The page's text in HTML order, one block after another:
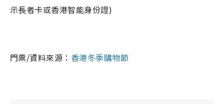
示長者卡或香港智能身份證)
門票/資料來源： 香港冬季購物節